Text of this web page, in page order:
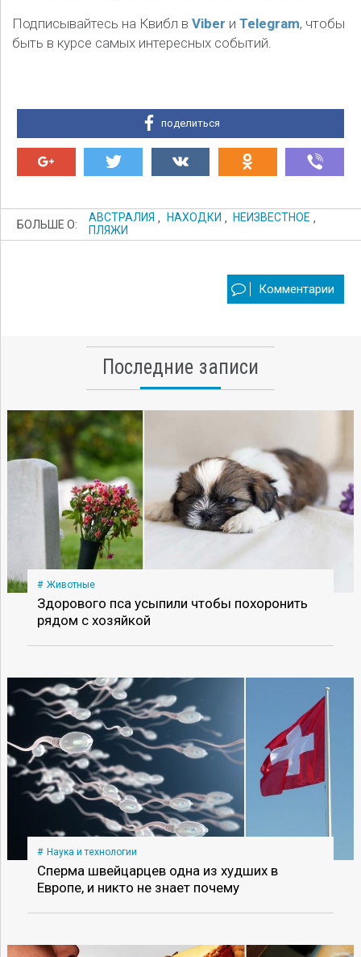
Подписывайтесь на Квибл в Viber и Telegram, чтобы
быть в курсе самых интересных событий.
поделиться
БОЛЬШЕ О: АВСТРАЛИЯ , НАХОДКИ , НЕИЗВЕСТНОЕ ,
ПЛЯЖИ
Комментарии
Последние записи
Животные
Здорового пса усыпили чтобы похоронить
рядом с хозяйкой
Наука и технологии
Сперма швейцарцев одна из худших в
Европе, и никто не знает почему